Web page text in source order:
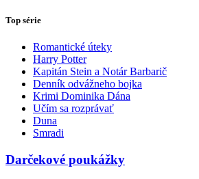
Top série
Romantické úteky
Harry Potter
Kapitán Stein a Notár Barbarič
Denník odvážneho bojka
Krimi Dominika Dána
Učím sa rozprávať
Duna
Smradi
Darčekové poukážky